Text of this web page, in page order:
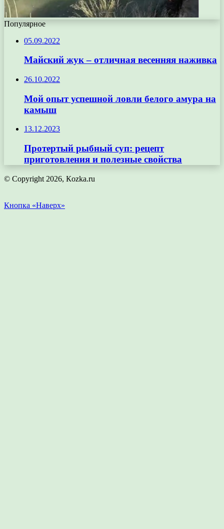
Популярное
05.09.2022
Майский жук – отличная весенняя наживка
26.10.2022
Мой опыт успешной ловли белого амура на
камыш
13.12.2023
Протертый рыбный суп: рецепт
приготовления и полезные свойства
© Copyright 2026, Кozka.ru
Кнопка «Наверх»